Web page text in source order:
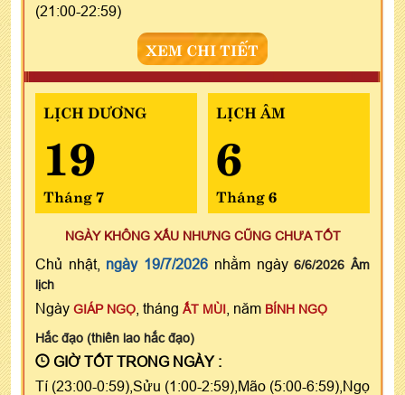
(21:00-22:59)
XEM CHI TIẾT
LỊCH DƯƠNG
19
Tháng 7
LỊCH ÂM
6
Tháng 6
NGÀY KHÔNG XẤU NHƯNG CŨNG CHƯA TỐT
Chủ nhật, ngày 19/7/2026 nhằm ngày6/6/2026 Âm
lịch
Ngày GIÁP NGỌ , tháng ẤT MÙI , năm BÍNH NGỌ
Hắc đạo (thiên lao hắc đạo)
GIỜ TỐT TRONG NGÀY :
Tí (23:00-0:59),Sửu (1:00-2:59),Mão (5:00-6:59),Ngọ